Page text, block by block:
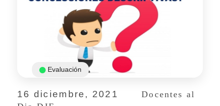
16 diciembre, 2021
Docentes al
Evaluación